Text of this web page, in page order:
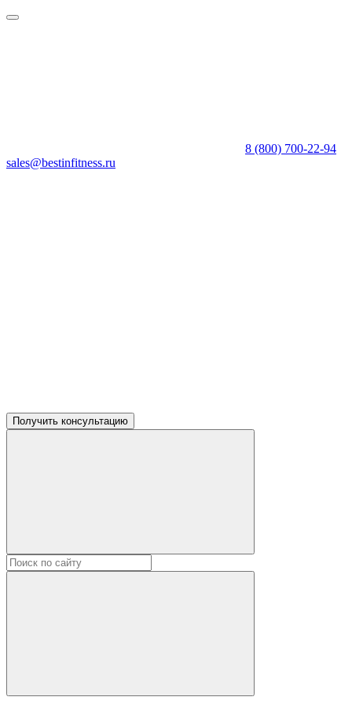
8 (800) 700-22-94
sales@bestinfitness.ru
Получить консультацию